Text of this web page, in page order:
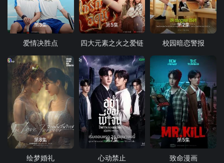
第3集
爱情决胜点
第5集
四大元素之火之爱链
第2集
校园暗恋警报
第8集
绘梦婚礼
第7集
心动禁止
第5集
致命漫画